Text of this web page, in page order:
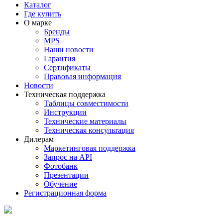
Каталог
Где купить
О марке
Бренды
MPS
Наши новости
Гарантия
Сертификаты
Правовая информация
Новости
Техническая поддержка
Таблицы совместимости
Инструкции
Технические материалы
Техническая консультация
Дилерам
Маркетинговая поддержка
Запрос на API
Фотобанк
Презентации
Обучение
Регистрационная форма